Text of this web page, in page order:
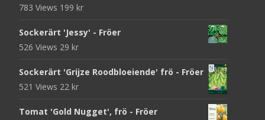
783 Views 199 kr
Sockerärt 'Jessy' - Fröer
526 Views 29 kr
Sockerärt 'Grijze Roodbloeiende' frö - Fröer
521 Views 22 kr
Tomat 'Gold Nugget', frö - Fröer